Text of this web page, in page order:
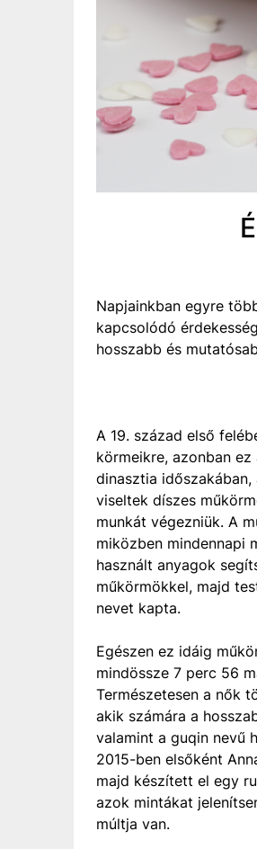
Napjainkban egyre
kapcsolódó
hosszabb és
A 19. század első
körmeikre, azonban
dinasztia
viseltek díszes
munkát végezniük. A
miközben mindennapi
használt anyagok
műkörmökkel, majd
nevet kapta.
Egészen ez idáig
mindössze 7 perc 56
Természetesen a nők
akik számára a
valamint a guqin nevű
2015-ben elsőként
majd készített el egy
azok mintákat
múltja van.